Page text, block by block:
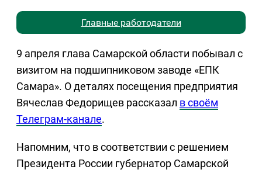
Главные работодатели
9 апреля глава Самарской области побывал с
визитом на подшипниковом заводе «ЕПК
Самара». О деталях посещения предприятия
Вячеслав Федорищев рассказал в своём
Телеграм-канале.
Напомним, что в соответствии с решением
Президента России губернатор Самарской